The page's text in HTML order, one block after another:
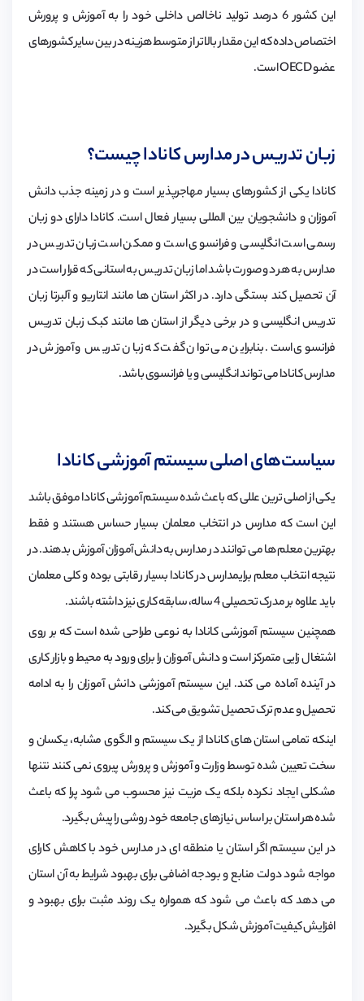
این کشور 6 درصد تولید ناخالص داخلی خود را به آموزش و پرورش
اختصاص داده که این مقدار بالاتر از متوسط هزینه در بین سایر کشورهای
عضو OECD است.
زبان تدریس در مدارس کانادا چیست؟
کانادا یکی از کشورهای بسیار مهاجرپذیر است و در زمینه جذب دانش
آموزان و دانشجویان بین المللی بسیار فعال است. کانادا دارای دو زبان
رسمی است انگلیسی و فرانسوی است و ممکن است زبان تدریس در
مدارس به هر دو صورت باشد اما زبان تدریس به استانی که قرار است در
آن تحصیل کند بستگی دارد. در اکثر استان ها مانند انتاریو و آلبرتا زبان
تدریس انگلیسی و در برخی دیگر از استان ها مانند کبک زبان تدریس
فرانسوی است. بنابراین می توان گفت که زبان تدریس و آموزش در
مدارس کانادا می تواند انگلیسی و یا فرانسوی باشد.
سیاست‌های اصلی سیستم آموزشی کانادا
یکی از اصلی ترین عللی که باعث شده سیستم آموزشی کانادا موفق باشد
این است که مدارس در انتخاب معلمان بسیار حساس هستند و فقط
بهترین معلم ها می توانند در مدارس به دانش آموزان آموزش بدهند. در
نتیجه انتخاب معلم برایمدارس در کانادا بسیار رقابتی بوده و کلی معلمان
باید علاوه بر مدرک تحصیلی 4 ساله، سابقه کاری نیز داشته باشند.
همچنین سیستم آموزشی کانادا به نوعی طراحی شده است که بر روی
اشتغال زایی متمرکز است و دانش آموزان را برای ورود به محیط و بازار کاری
در آینده آماده می کند. این سیستم آموزشی دانش آموزان را به ادامه
تحصیل و عدم ترک تحصیل تشویق می کند.
اینکه تمامی استان های کانادا از یک سیستم و الگوی مشابه، یکسان و
سخت تعیین شده توسط وزارت و آموزش و پرورش پیروی نمی کنند نتنها
مشکلی ایجاد نکرده بلکه یک مزیت نیز محسوب می شود پرا که باعث
شده هر استان بر اساس نیازهای جامعه خود روشی را پیش بگیرد.
در این سیستم اگر استان یا منطقه ای در مدارس خود با کاهش کارای
مواجه شود دولت منابع و بودجه اضافی برای بهبود شرایط به آن استان
می دهد که باعث می شود که همواره یک روند مثبت برای بهبود و
افزایش کیفیت آموزش شکل بگیرد.